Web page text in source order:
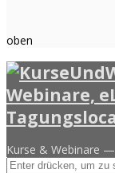
oben
Kurse & Webinare —